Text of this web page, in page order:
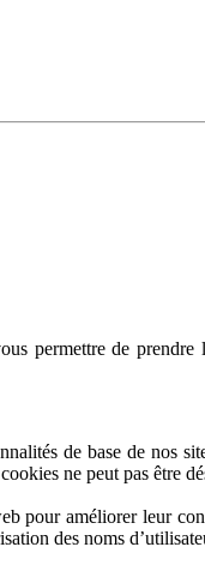
permettre de
de base de nos
ne peut pas être
pour améliorer leur
des noms